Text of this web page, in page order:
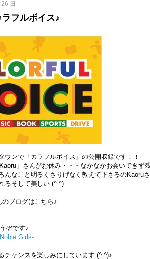
日
フルボイス♪
ウンで「カラフルボイス」の公開収録です！！
」さんがお休み・・・なかなかお会いできず残
んなこと明るくさりげなく教えて下さるのKaoruさ
るそして美しい (^ ^)
のブログはこちら♪
ぞです♪
Girls-
チャンスを楽しみにしています (^ ^)♪